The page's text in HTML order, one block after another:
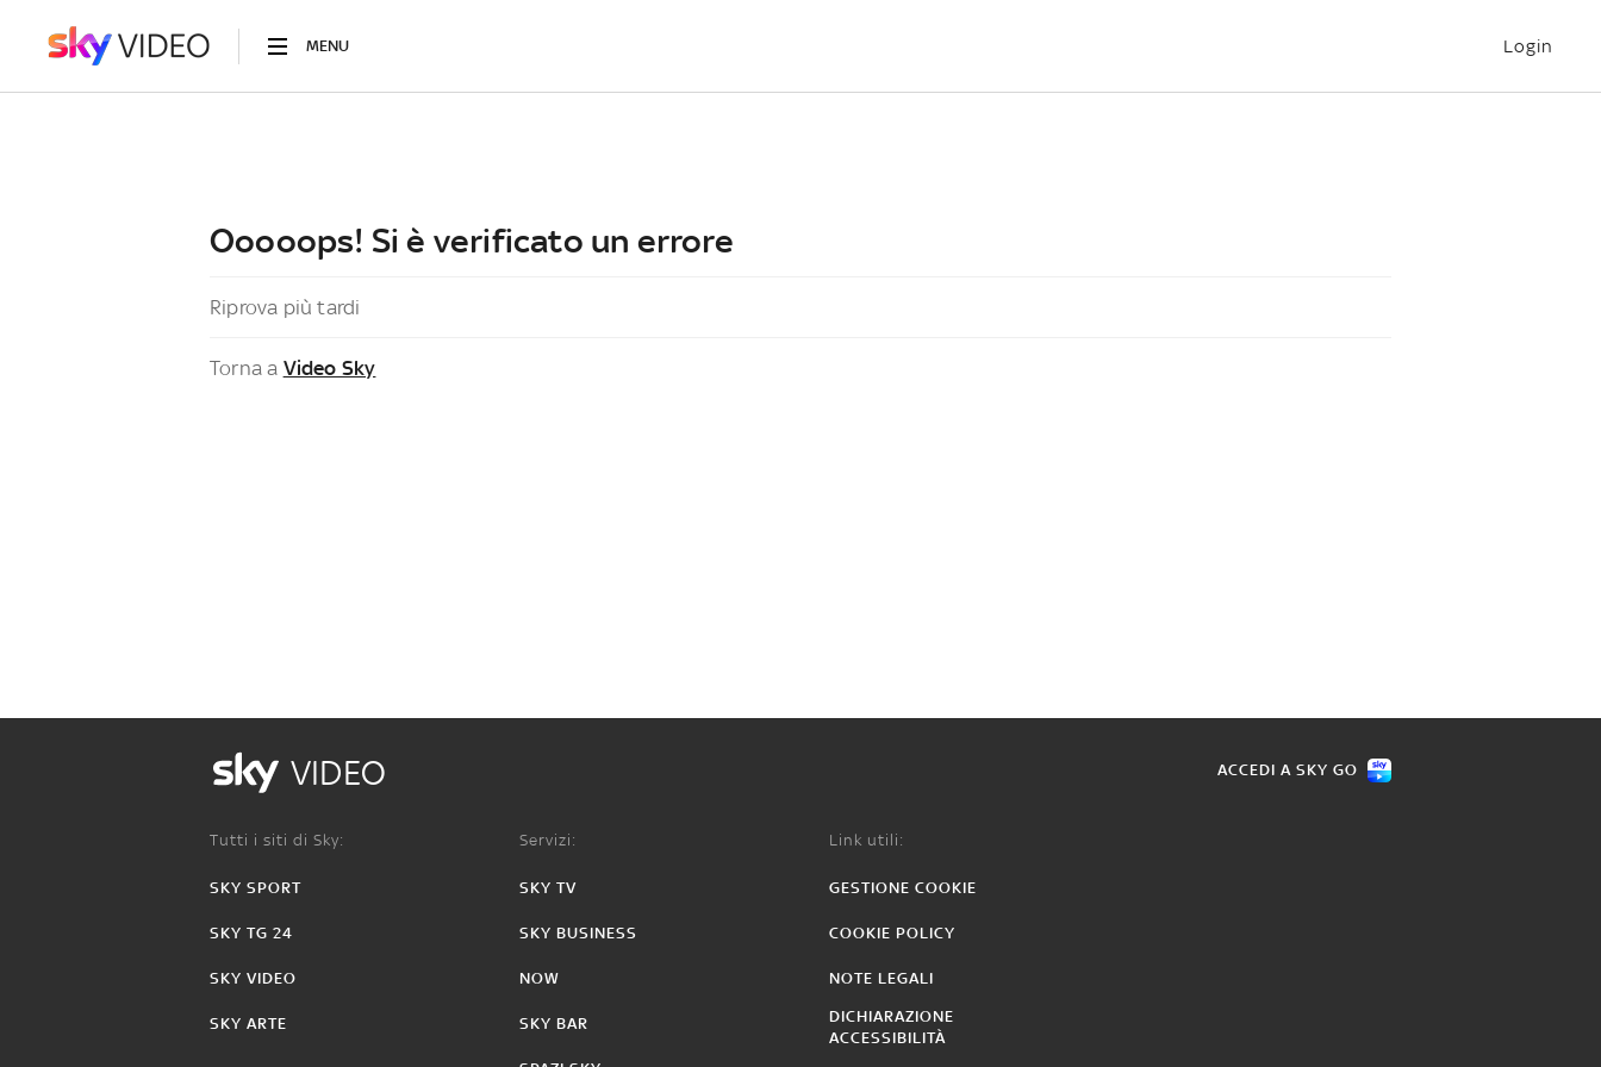
MENU Login
Ooooops! Si è verificato un errore
Riprova più tardi
Torna a Video Sky
VIDEO ACCEDI A SKY GO
Tutti i siti di Sky:
SKY SPORT
SKY TG 24
SKY VIDEO
SKY ARTE
Servizi:
SKY TV
SKY BUSINESS
NOW
SKY BAR
Link utili:
GESTIONE COOKIE
COOKIE POLICY
NOTE LEGALI
DICHIARAZIONE
ACCESSIBILITÀ